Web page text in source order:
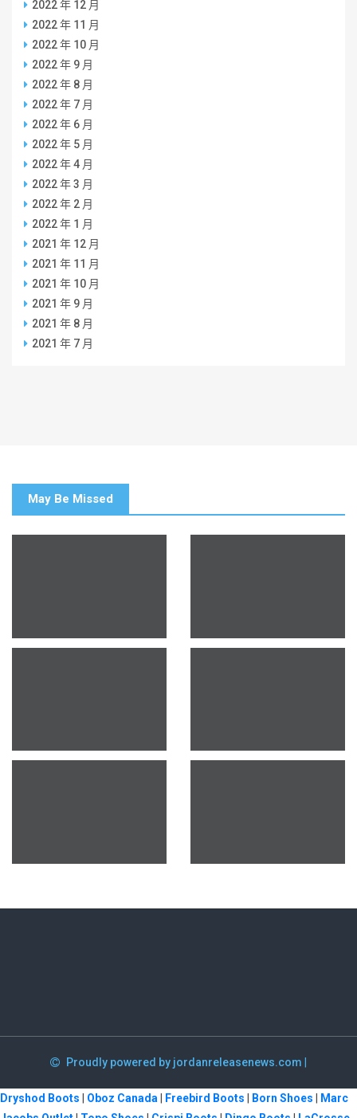
2022 年 12 月
2022 年 11 月
2022 年 10 月
2022 年 9 月
2022 年 8 月
2022 年 7 月
2022 年 6 月
2022 年 5 月
2022 年 4 月
2022 年 3 月
2022 年 2 月
2022 年 1 月
2021 年 12 月
2021 年 11 月
2021 年 10 月
2021 年 9 月
2021 年 8 月
2021 年 7 月
May Be Missed
Proudly powered by jordanreleasenews.com
Dryshod Boots Oboz Canada Freebird Boots Born Shoes
Marc